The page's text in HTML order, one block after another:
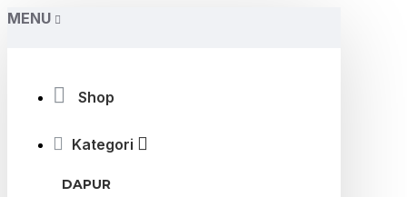
MENU
Shop
Kategori
DAPUR